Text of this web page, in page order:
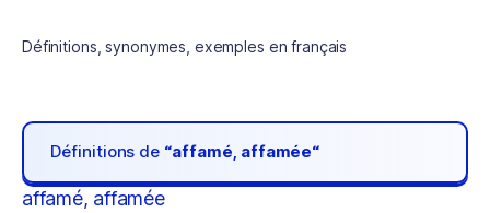
Définitions, synonymes, exemples en français
Définitions de “affamé, affamée“
affamé, affamée